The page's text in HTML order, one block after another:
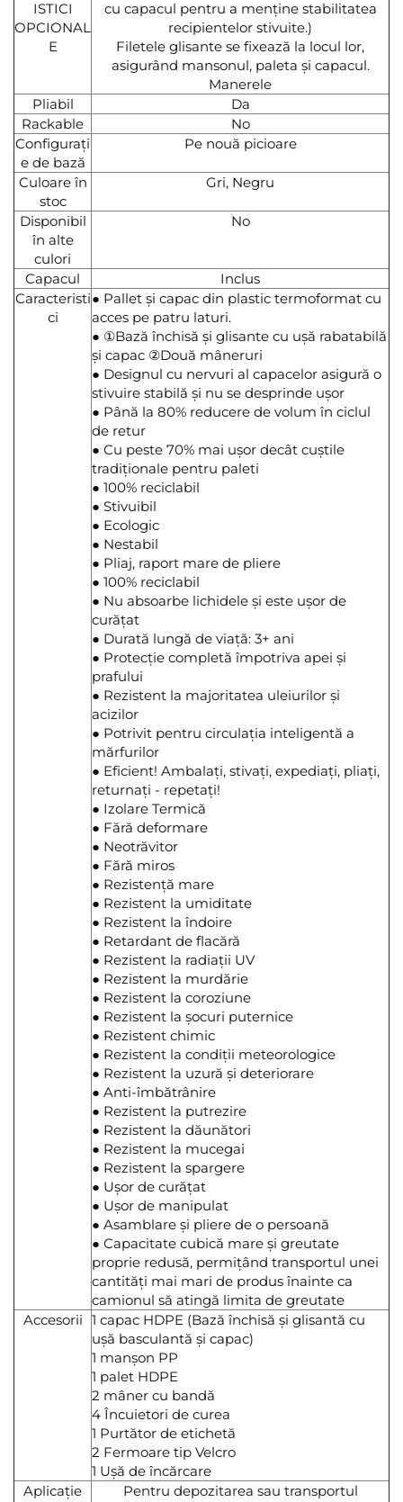
ISTICI
OPCIONAL
E
cu capacul pentru a menține stabilitatea
recipientelor stivuite.)
Filetele glisante se fixează la locul lor,
asigurând mansonul, paleta și capacul.
Manerele
Pliabil
Da
Rackable
No
Configurați
e de bază
Pe nouă picioare
Culoare în
stoc
Gri, Negru
Disponibil
în alte
culori
No
Capacul
Inclus
Caracteristi
ci
● Pallet și capac din plastic termoformat cu
acces pe patru laturi.
● ①Bază închisă și glisante cu ușă rabatabilă
și capac ②Două mâneruri
● Designul cu nervuri al capacelor asigură o
stivuire stabilă și nu se desprinde ușor
● Până la 80% reducere de volum în ciclul
de retur
● Cu peste 70% mai ușor decât cuștile
tradiționale pentru paleti
● 100% reciclabil
● Stivuibil
● Ecologic
● Nestabil
● Pliaj, raport mare de pliere
● 100% reciclabil
● Nu absoarbe lichidele și este ușor de
curățat
● Durată lungă de viață: 3+ ani
● Protecție completă împotriva apei și
prafului
● Rezistent la majoritatea uleiurilor și
acizilor
● Potrivit pentru circulația inteligentă a
mărfurilor
● Eficient! Ambalați, stivați, expediați, pliați,
returnați - repetați!
● Izolare Termică
● Fără deformare
● Neotrăvitor
● Fără miros
● Rezistență mare
● Rezistent la umiditate
● Rezistent la îndoire
● Retardant de flacără
● Rezistent la radiații UV
● Rezistent la murdărie
● Rezistent la coroziune
● Rezistent la șocuri puternice
● Rezistent chimic
● Rezistent la condiții meteorologice
● Rezistent la uzură și deteriorare
● Anti-îmbătrânire
● Rezistent la putrezire
● Rezistent la dăunători
● Rezistent la mucegai
● Rezistent la spargere
● Ușor de curățat
● Ușor de manipulat
● Asamblare și pliere de o persoană
● Capacitate cubică mare și greutate
proprie redusă, permițând transportul unei
cantități mai mari de produs înainte ca
camionul să atingă limita de greutate
Accesorii 1 capac HDPE (Bază închisă și glisantă cu
ușă basculantă și capac)
1 manșon PP
1 palet HDPE
2 mâner cu bandă
4 Încuietori de curea
1 Purtător de etichetă
2 Fermoare tip Velcro
1 Ușă de încărcare
Aplicație
Pentru depozitarea sau transportul